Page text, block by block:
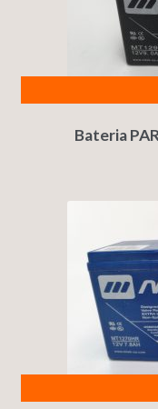
Bateria